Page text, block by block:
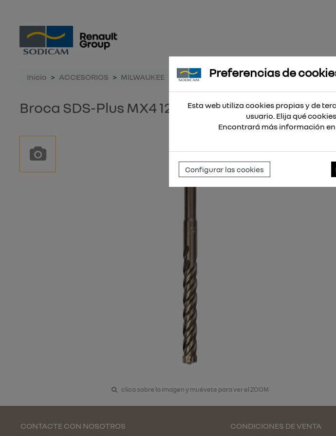
Inicio ACCESORIOS MILWAUKEE Broca SDS-Plus MX4 12x160
Broca SDS-Plus MX4 12x160
clica sobre la imagen y muévete para ver el ZOOM
CONTACTE CON NOSOTROS CONDICIONES DE VENTA
Preferencias de
Esta web utiliza cookies propias y de
usuario. Elija qué
Encontrará más información
Configurar las cookies